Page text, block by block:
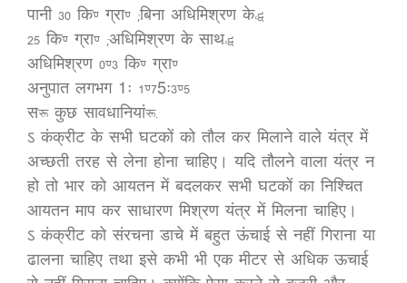
पानी 30 कि. ग्रा. (बिना अधिमिश्रण के)
25 कि. ग्रा. (अधिमिश्रण के साथ)
अधिमिश्रण 0.3 कि. ग्रा.
अनुपात लगभग 1ः 1.75ः3.5
स: कुछ सावधानियां:-
ऽ कंक्रीट के सभी घटकों को तौल कर मिलाने वाले यंत्र में
अच्छती तरह से लेना होना चाहिए। यदि तौलने वाला यंत्र न
हो तो भार को आयतन में बदलकर सभी घटकों का निश्चित
आयतन माप कर साधारण मिश्रण यंत्र में मिलना चाहिए।
ऽ कंक्रीट को संरचना डाचे में बहुत ऊंचाई से नहीं गिराना या
ढालना चाहिए तथा इसे कभी भी एक मीटर से अधिक ऊचाई